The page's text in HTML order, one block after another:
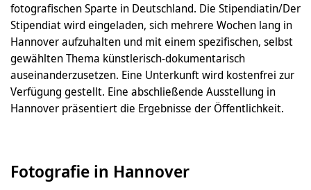
fotografischen Sparte in Deutschland. Die Stipendiatin/Der
Stipendiat wird eingeladen, sich mehrere Wochen lang in
Hannover aufzuhalten und mit einem spezifischen, selbst
gewählten Thema künstlerisch-dokumentarisch
auseinanderzusetzen. Eine Unterkunft wird kostenfrei zur
Verfügung gestellt. Eine abschließende Ausstellung in
Hannover präsentiert die Ergebnisse der Öffentlichkeit.
Fotografie in Hannover